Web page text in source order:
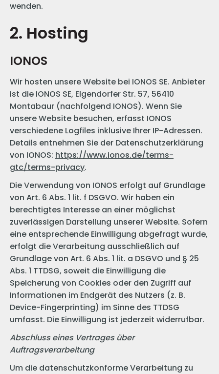
wenden.
2. Hosting
IONOS
Wir hosten unsere Website bei IONOS SE. Anbieter
ist die IONOS SE, Elgendorfer Str. 57, 56410
Montabaur (nachfolgend IONOS). Wenn Sie
unsere Website besuchen, erfasst IONOS
verschiedene Logfiles inklusive Ihrer IP-Adressen.
Details entnehmen Sie der Datenschutzerklärung
von IONOS: https://www.ionos.de/terms-
gtc/terms-privacy.
Die Verwendung von IONOS erfolgt auf Grundlage
von Art. 6 Abs. 1 lit. f DSGVO. Wir haben ein
berechtigtes Interesse an einer möglichst
zuverlässigen Darstellung unserer Website. Sofern
eine entsprechende Einwilligung abgefragt wurde,
erfolgt die Verarbeitung ausschließlich auf
Grundlage von Art. 6 Abs. 1 lit. a DSGVO und § 25
Abs. 1 TTDSG, soweit die Einwilligung die
Speicherung von Cookies oder den Zugriff auf
Informationen im Endgerät des Nutzers (z. B.
Device-Fingerprinting) im Sinne des TTDSG
umfasst. Die Einwilligung ist jederzeit widerrufbar.
Abschluss eines Vertrages über
Auftragsverarbeitung
Um die datenschutzkonforme Verarbeitung zu